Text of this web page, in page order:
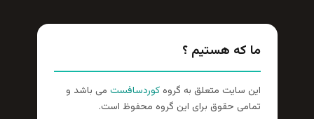
ما که هستیم ؟
این سایت متعلق به گروهکوردسافست می باشد و
تمامی حقوق برای این گروه محفوظ است.